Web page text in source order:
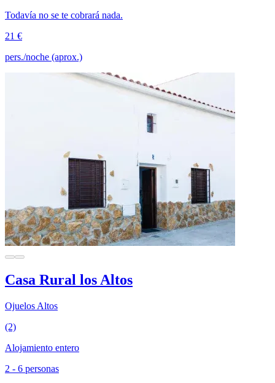
Todavía no se te cobrará nada.
21 €
pers./noche (aprox.)
Casa Rural los Altos
Ojuelos Altos
(2)
Alojamiento entero
2 - 6 personas